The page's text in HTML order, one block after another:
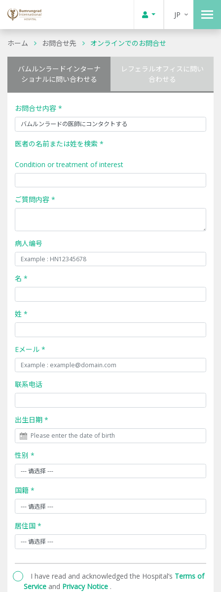
JP
ホーム お問合せ先 オンラインでのお問合せ
バムルンラードインターナ
ショナルに問い合わせる
レフェラルオフィスに問い
合わせる
お問合せ内容 *
医者の名前または姓を検索 *
Condition or treatment of interest
ご質問内容 *
病人编号
名 *
姓 *
Eメール *
联系电话
出生日期 *
性别 *
国籍 *
居住国 *
I have read and acknowledged the Hospital’s Terms of
Service and Privacy Notice .